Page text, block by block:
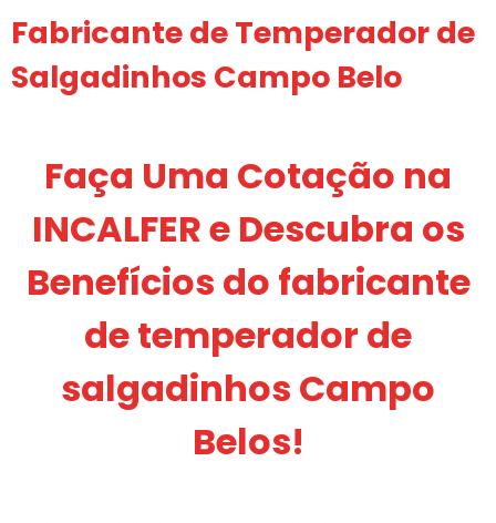
Fabricante de Temperador de
Salgadinhos Campo Belo
Faça Uma Cotação na
INCALFER e Descubra os
Benefícios do fabricante
de temperador de
salgadinhos Campo
Belos!